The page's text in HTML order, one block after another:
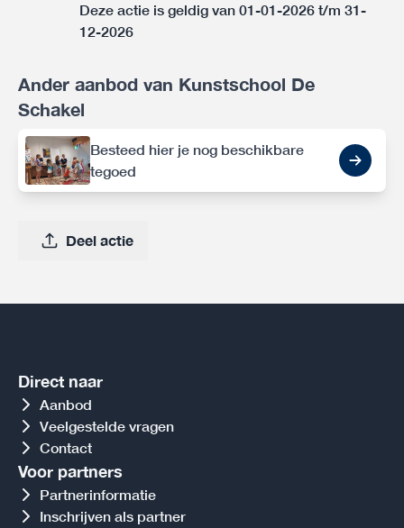
Deze actie is geldig van 01-01-2026 t/m 31-
12-2026
Ander aanbod van Kunstschool De
Schakel
Besteed hier je nog beschikbare
tegoed
Deel actie
Direct naar
Aanbod
Veelgestelde vragen
Contact
Voor partners
Partnerinformatie
Inschrijven als partner